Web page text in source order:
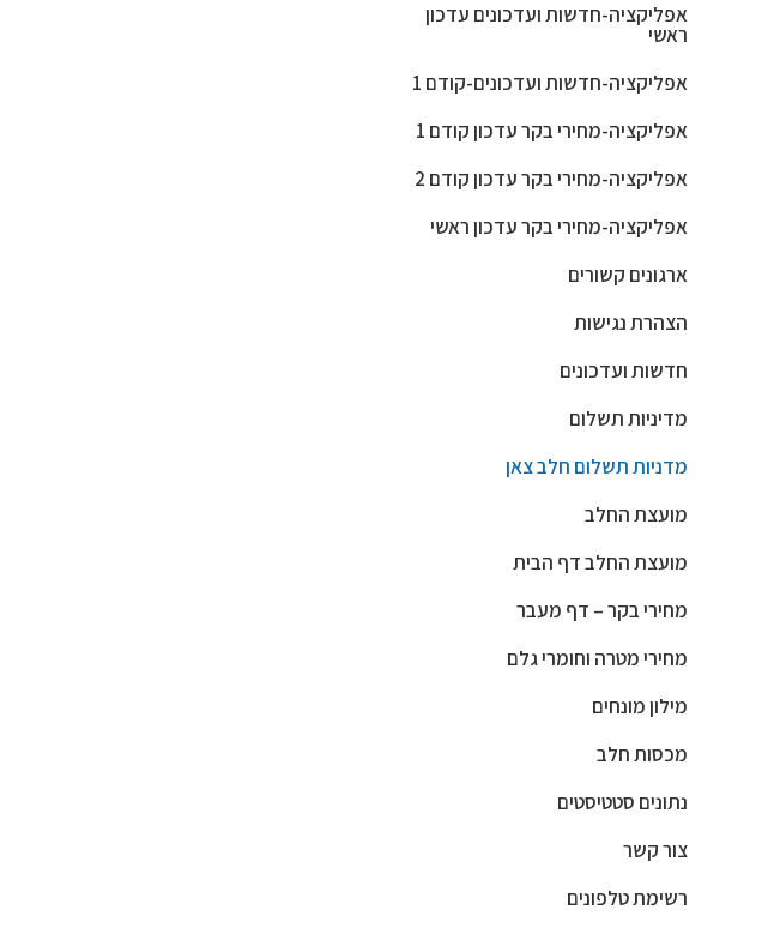
אפליקציה-חדשות ועדכונים עדכון
ראשי
אפליקציה-חדשות ועדכונים-קודם 1
אפליקציה-מחירי בקר עדכון קודם 1
אפליקציה-מחירי בקר עדכון קודם 2
אפליקציה-מחירי בקר עדכון ראשי
ארגונים קשורים
הצהרת נגישות
חדשות ועדכונים
מדיניות תשלום
מדניות תשלום חלב צאן
מועצת החלב
מועצת החלב דף הבית
מחירי בקר – דף מעבר
מחירי מטרה וחומרי גלם
מילון מונחים
מכסות חלב
נתונים סטטיסטים
צור קשר
רשימת טלפונים